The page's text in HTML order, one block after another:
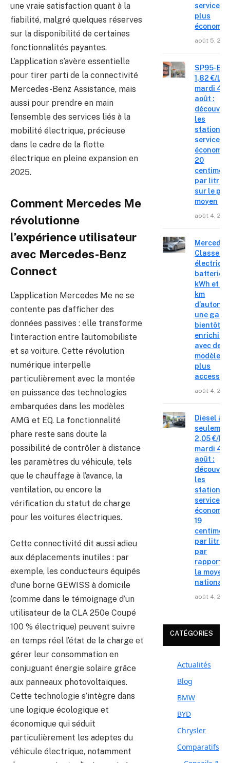
une vraie satisfaction quant à la
fiabilité, malgré quelques réserves
sur la disponibilité de certaines
fonctionnalités payantes.
L’application s’avère essentielle
pour tirer parti de la connectivité
Mercedes-Benz Assistance, mais
aussi pour prendre en main
l’ensemble des services liés à la
mobilité électrique, précieuse
dans le cadre de la flotte
électrique en pleine expansion en
2025.
Comment Mercedes Me
révolutionne
l’expérience utilisateur
avec Mercedes-Benz
Connect
L’application Mercedes Me ne se
contente pas d’afficher des
données passives : elle transforme
l’interaction entre l’automobiliste
et sa voiture. Cette révolution
numérique interpelle
particulièrement avec la montée
en puissance des technologies
embarquées dans les modèles
AMG et EQ. La fonctionnalité
phare reste sans doute la
possibilité de contrôler à distance
les paramètres du véhicule, tels
que le chauffage à l’avance, la
ventilation, ou encore la
vérification du statut de charge
pour les voitures électriques.
Cette connectivité dit aussi adieu
aux déplacements inutiles : par
exemple, les conducteurs équipés
d’une borne GEWISS à domicile
(comme dans le témoignage d’un
utilisateur de la CLA 250e Coupé
100 % électrique) peuvent suivre
en temps réel l’état de la charge et
gérer leur consommation en
conjuguant énergie solaire grâce
aux panneaux photovoltaïques.
Cette technologie s’intègre dans
une logique écologique et
économique qui séduit
particulièrement les adeptes du
véhicule électrique, notamment
service
plus
août 5,
SP95-E10
1,82 €/L
mardi 4
août :
les
stations-
service où
20
centimes
par litre
sur le prix
moyen
août 4,
Mercedes
Classe C
batterie
kWh et
km
une
bientôt
enrichie
avec des
modèles
plus
août 4,
Diesel à
2,05 €/L
mardi 4
août :
les
stations-
service où
19
centimes
par litre
par
rapport à
la
nationale
août 4,
CATÉGORIES
Actualités
Blog
BMW
BYD
Chrysler
Comparatifs